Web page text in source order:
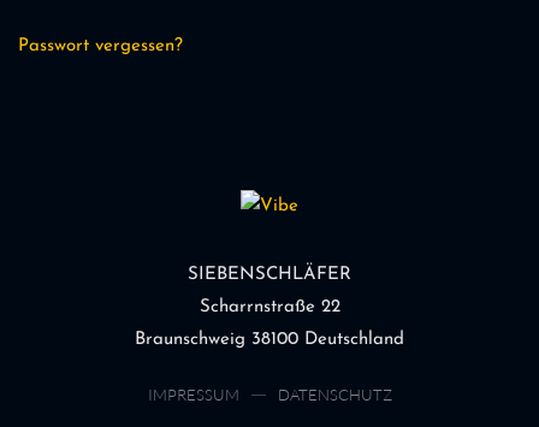
Passwort vergessen?
SIEBENSCHLÄFER
Scharrnstraße 22
Braunschweig 38100 Deutschland
IMPRESSUM DATENSCHUTZ